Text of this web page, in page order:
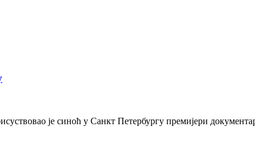
је синоћ у Санкт Петербургу премијери